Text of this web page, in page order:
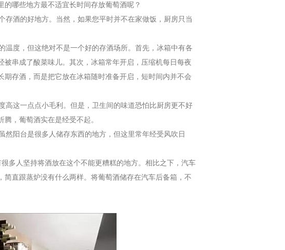
哪些地方最不适宜长时间存放葡萄酒呢？
酒的好地方。当然，如果您平时并不在家做饭，厨房只当
度，但这绝对不是一个好的存酒场所。首先，冰箱中有各
串成了酸菜味儿。其次，冰箱常年开启，压缩机每日每夜
存酒，而是把它放在冰箱随时准备开启，短时间内并不会
这一点点小毛利。但是，卫生间的味道恐怕比厨房更不好
，葡萄酒实在是经受不起。
阳台是很多人储存东西的地方，但这里常年经受风吹日
多人坚持将酒放在这个不能更糟糕的地方。相比之下，汽车
直跟蒸炉没有什么两样。将葡萄酒储存在汽车后备箱，不